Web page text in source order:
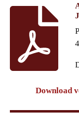
Download